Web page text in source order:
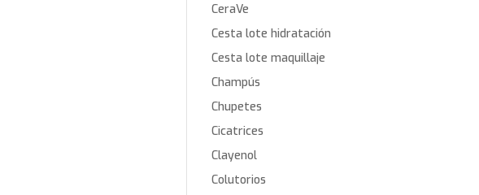
CeraVe
Cesta lote hidratación
Cesta lote maquillaje
Champús
Chupetes
Cicatrices
Clayenol
Colutorios